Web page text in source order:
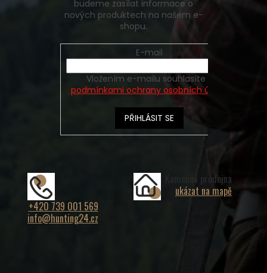
budeme zasílat informace o
nových produktech na našem e-
shopu.
E-mail
podmínkami ochrany osobních údajů
PŘIHLÁSIT SE
+420 739 001 569
info@hunting24.cz
Kamenná prodejna
ukázat na mapě